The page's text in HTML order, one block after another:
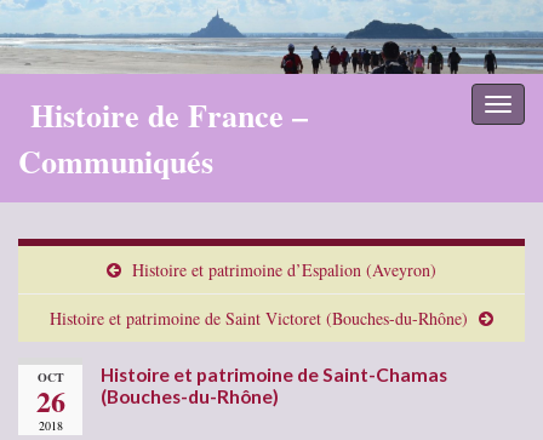
Histoire de France –
Communiqués
Histoire et patrimoine d’Espalion (Aveyron)
Histoire et patrimoine de Saint Victoret (Bouches-du-Rhône)
OCT
26
2018
Histoire et patrimoine de Saint-Chamas
(Bouches-du-Rhône)